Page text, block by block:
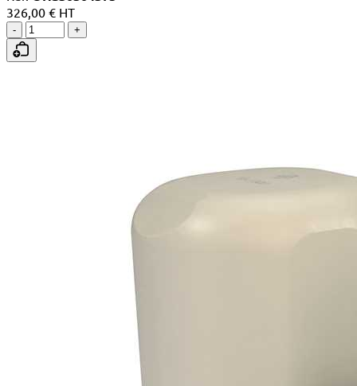
326,00 € HT
- +